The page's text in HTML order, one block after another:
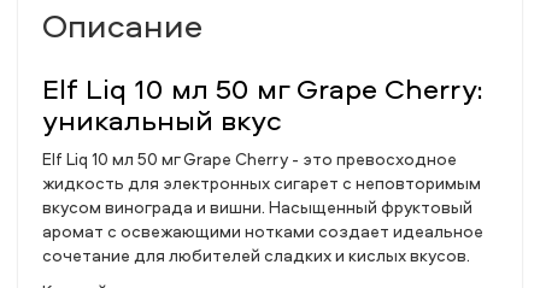
Описание
Elf Liq 10 мл 50 мг Grape Cherry:
уникальный вкус
Elf Liq 10 мл 50 мг Grape Cherry - это превосходное
жидкость для электронных сигарет с неповторимым
вкусом винограда и вишни. Насыщенный фруктовый
аромат с освежающими нотками создает идеальное
сочетание для любителей сладких и кислых вкусов.